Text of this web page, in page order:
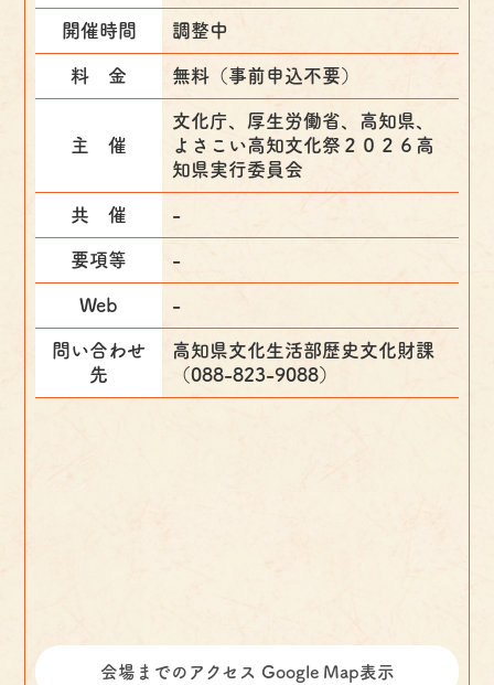
開催時間 調整中
料 金 無料（事前申込不要）
主 催
文化庁、厚生労働省、高知県、
よさこい高知文化祭２０２６高
知県実行委員会
共 催 -
要項等 -
Web -
問い合わせ
先
高知県文化生活部歴史文化財課
（088-823-9088）
会場までのアクセス Google Map表示